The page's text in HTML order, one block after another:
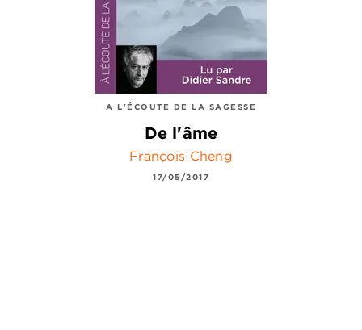
A L'ÉCOUTE DE LA SAGESSE
De l'âme
François Cheng
17/05/2017